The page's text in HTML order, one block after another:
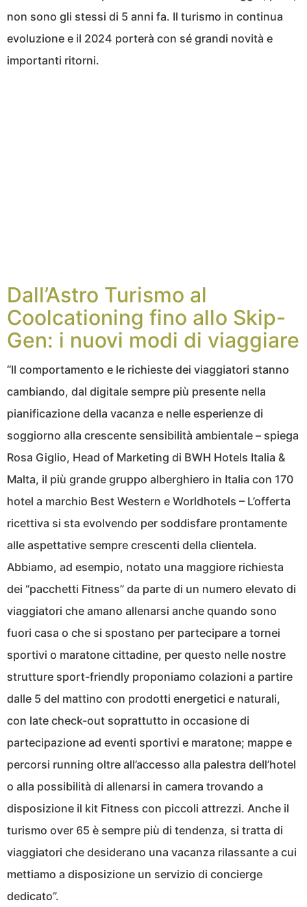
non sono gli stessi di 5 anni fa. Il turismo in continua
evoluzione e il 2024 porterà con sé grandi novità e
importanti ritorni.
Dall’Astro Turismo al
Coolcationing fino allo Skip-
Gen: i nuovi modi di viaggiare
“Il comportamento e le richieste dei viaggiatori stanno
cambiando, dal digitale sempre più presente nella
pianificazione della vacanza e nelle esperienze di
soggiorno alla crescente sensibilità ambientale – spiega
Rosa Giglio, Head of Marketing di BWH Hotels Italia &
Malta, il più grande gruppo alberghiero in Italia con 170
hotel a marchio Best Western e Worldhotels – L’offerta
ricettiva si sta evolvendo per soddisfare prontamente
alle aspettative sempre crescenti della clientela.
Abbiamo, ad esempio, notato una maggiore richiesta
dei “pacchetti Fitness” da parte di un numero elevato di
viaggiatori che amano allenarsi anche quando sono
fuori casa o che si spostano per partecipare a tornei
sportivi o maratone cittadine, per questo nelle nostre
strutture sport-friendly proponiamo colazioni a partire
dalle 5 del mattino con prodotti energetici e naturali,
con late check-out soprattutto in occasione di
partecipazione ad eventi sportivi e maratone; mappe e
percorsi running oltre all’accesso alla palestra dell’hotel
o alla possibilità di allenarsi in camera trovando a
disposizione il kit Fitness con piccoli attrezzi. Anche il
turismo over 65 è sempre più di tendenza, si tratta di
viaggiatori che desiderano una vacanza rilassante a cui
mettiamo a disposizione un servizio di concierge
dedicato”.